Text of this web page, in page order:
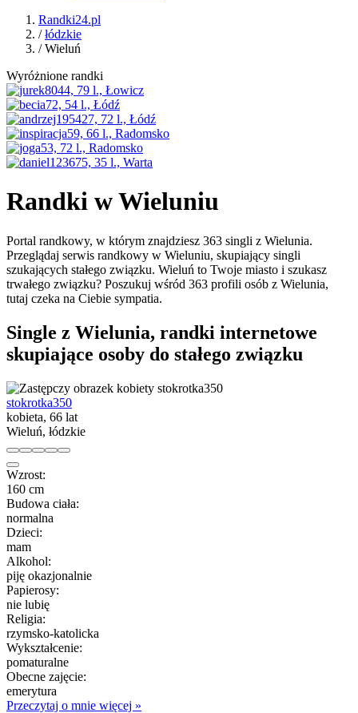
Randki24.pl
/łódzkie
/Wieluń
Wyróżnione randki
Randki w Wieluniu
Portal randkowy, w którym znajdziesz 363 singli z Wielunia.
Przeglądaj serwis randkowy w Wieluniu, skupiający singli
szukających stałego związku. Wieluń to Twoje miasto i szukasz
trwałego związku? Poszukuj wśród 363 profili osób z Wielunia,
tutaj czeka na Ciebie sympatia.
Single z Wielunia, randki internetowe
skupiające osoby do stałego związku
stokrotka350
kobieta, 66 lat
Wieluń, łódzkie
Wzrost:
160 cm
Budowa ciała:
normalna
Dzieci:
mam
Alkohol:
piję okazjonalnie
Papierosy:
nie lubię
Religia:
rzymsko-katolicka
Wykształcenie:
pomaturalne
Obecne zajęcie:
emerytura
Przeczytaj o mnie więcej »